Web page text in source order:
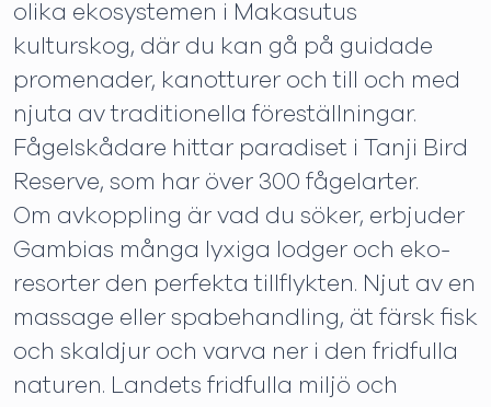
olika ekosystemen i Makasutus
kulturskog, där du kan gå på guidade
promenader, kanotturer och till och med
njuta av traditionella föreställningar.
Fågelskådare hittar paradiset i Tanji Bird
Reserve, som har över 300 fågelarter.
Om avkoppling är vad du söker, erbjuder
Gambias många lyxiga lodger och eko-
resorter den perfekta tillflykten. Njut av en
massage eller spabehandling, ät färsk fisk
och skaldjur och varva ner i den fridfulla
naturen. Landets fridfulla miljö och